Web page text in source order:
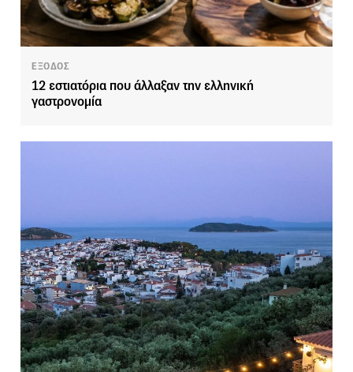
ΕΞΟΔΟΣ
12 εστιατόρια που άλλαξαν την ελληνική
γαστρονομία